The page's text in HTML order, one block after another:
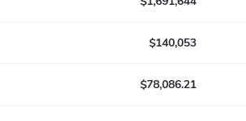
$140,053
$78,086.21